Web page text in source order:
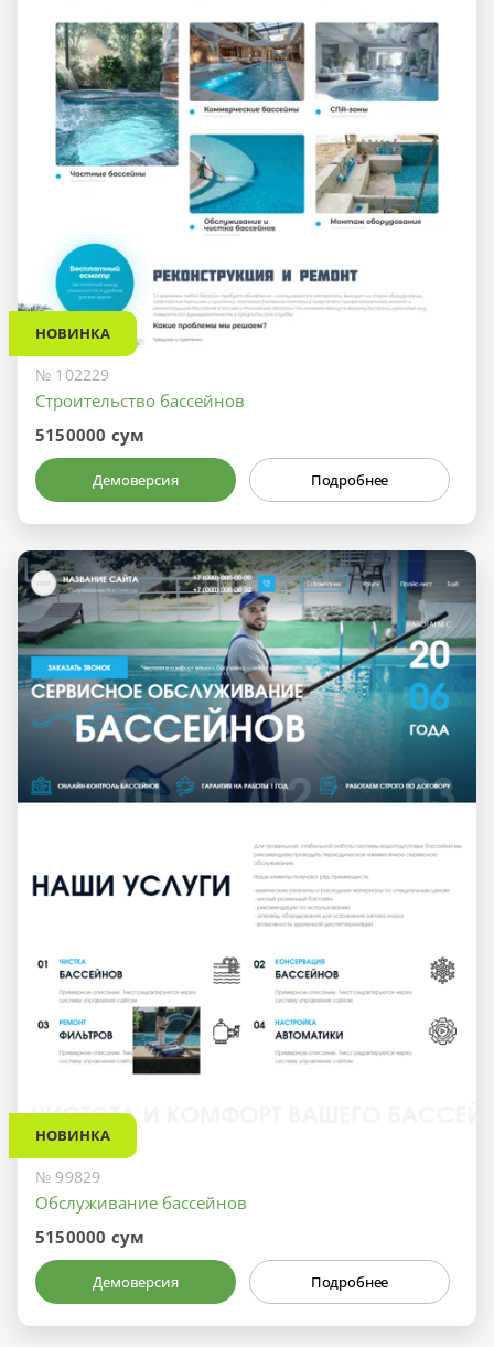
НОВИНКА
№ 102229
Строительство бассейнов
5150000 сум
Демоверсия Подробнее
НОВИНКА
№ 99829
Обслуживание бассейнов
5150000 сум
Демоверсия Подробнее